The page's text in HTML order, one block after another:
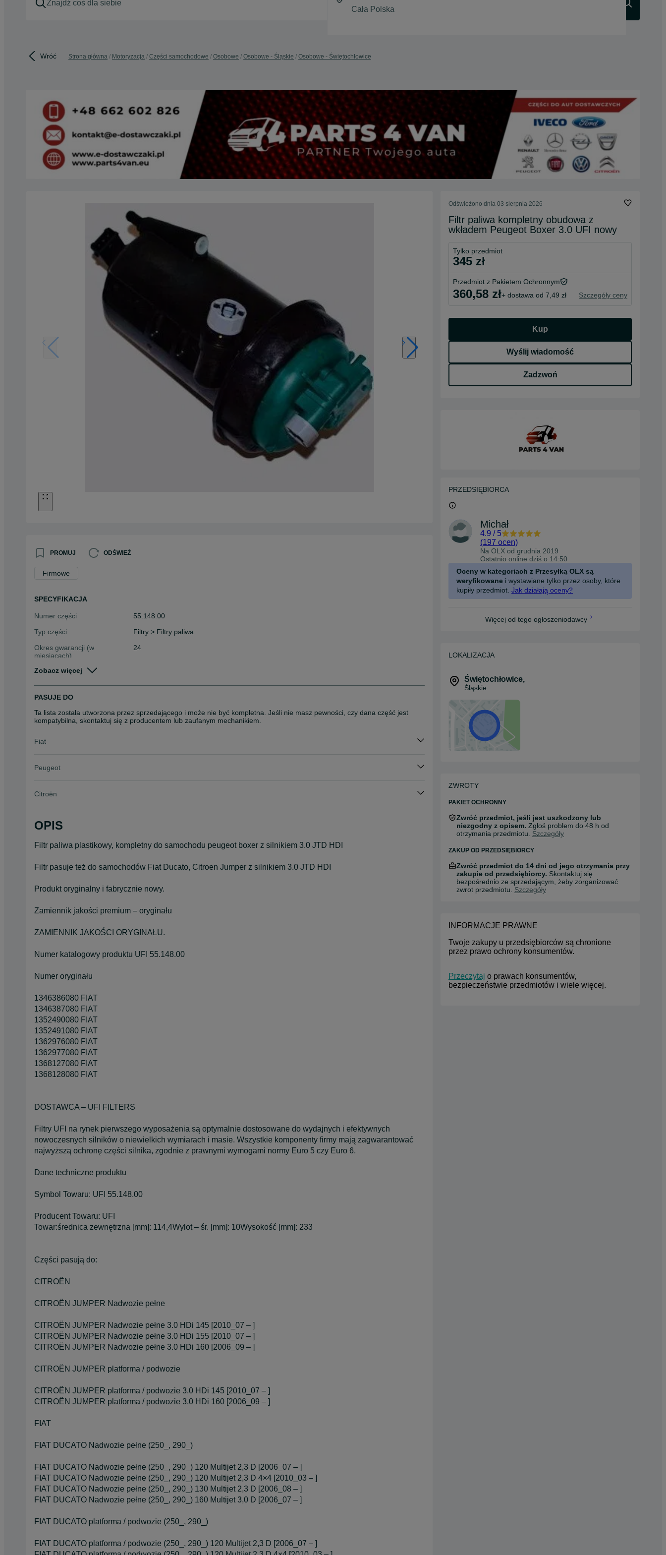
Wróć Strona główna Motoryzacja Części samochodowe Osobowe Osobowe - Śląskie Osobowe - Świętochłowice
PROMUJ ODŚWIEŻ
Firmowe
SPECYFIKACJA
Numer części
55.148.00
Typ części
Filtry > Filtry paliwa
Okres gwarancji (w
miesiącach)
24
Stan
Rodzaj
Filtry
Zobacz więcej
PASUJE DO
Ta lista została utworzona przez sprzedającego i może nie być kompletna. Jeśli nie masz pewności, czy dana część jest
kompatybilna, skontaktuj się z producentem lub zaufanym mechanikiem.
Fiat
Peugeot
Citroën
OPIS
Filtr paliwa plastikowy, kompletny do samochodu peugeot boxer z silnikiem 3.0 JTD HDI
Filtr pasuje też do samochodów Fiat Ducato, Citroen Jumper z silnikiem 3.0 JTD HDI
Produkt oryginalny i fabrycznie nowy.
Zamiennik jakości premium – oryginału
ZAMIENNIK JAKOŚCI ORYGINAŁU.
Numer katalogowy produktu UFI 55.148.00
Numer oryginału
1346386080 FIAT
1346387080 FIAT
1352490080 FIAT
1352491080 FIAT
1362976080 FIAT
1362977080 FIAT
1368127080 FIAT
1368128080 FIAT
DOSTAWCA – UFI FILTERS
Filtry UFI na rynek pierwszego wyposażenia są optymalnie dostosowane do wydajnych i efektywnych
nowoczesnych silników o niewielkich wymiarach i masie. Wszystkie komponenty firmy mają zagwarantować
najwyższą ochronę części silnika, zgodnie z prawnymi wymogami normy Euro 5 czy Euro 6.
Dane techniczne produktu
Symbol Towaru: UFI 55.148.00
Producent Towaru: UFI
Towar:średnica zewnętrzna [mm]: 114,4Wylot – śr. [mm]: 10Wysokość [mm]: 233
Części pasują do:
CITROËN
CITROËN JUMPER Nadwozie pełne
CITROËN JUMPER Nadwozie pełne 3.0 HDi 145 [2010_07 – ]
CITROËN JUMPER Nadwozie pełne 3.0 HDi 155 [2010_07 – ]
CITROËN JUMPER Nadwozie pełne 3.0 HDi 160 [2006_09 – ]
CITROËN JUMPER platforma / podwozie
CITROËN JUMPER platforma / podwozie 3.0 HDi 145 [2010_07 – ]
CITROËN JUMPER platforma / podwozie 3.0 HDi 160 [2006_09 – ]
FIAT
FIAT DUCATO Nadwozie pełne (250_, 290_)
FIAT DUCATO Nadwozie pełne (250_, 290_) 120 Multijet 2,3 D [2006_07 – ]
FIAT DUCATO Nadwozie pełne (250_, 290_) 120 Multijet 2,3 D 4×4 [2010_03 – ]
FIAT DUCATO Nadwozie pełne (250_, 290_) 130 Multijet 2,3 D [2006_08 – ]
FIAT DUCATO Nadwozie pełne (250_, 290_) 160 Multijet 3,0 D [2006_07 – ]
FIAT DUCATO platforma / podwozie (250_, 290_)
FIAT DUCATO platforma / podwozie (250_, 290_) 120 Multijet 2,3 D [2006_07 – ]
Odświeżono dnia 03 sierpnia 2026
Filtr paliwa kompletny obudowa z
wkładem Peugeot Boxer 3.0 UFI nowy
Tylko przedmiot
345 zł
Przedmiot z Pakietem Ochronnym
360,58 zł+ dostawa od 7,49 zł Szczegóły ceny
Kup
Wyślij wiadomość
Zadzwoń
PRZEDSIĘBIORCA
Michał
4.9 / 5
(197 ocen)
Na OLX od grudnia 2019
Ostatnio online dziś o 14:50
Oceny w kategoriach z Przesyłką OLX są
weryfikowane i wystawiane tylko przez osoby, które
kupiły przedmiot. Jak działają oceny?
Więcej od tego ogłoszeniodawcy
LOKALIZACJA
Świętochłowice,
Śląskie
ZWROTY
PAKIET OCHRONNY
Zwróć przedmiot, jeśli jest uszkodzony lub
niezgodny z opisem. Zgłoś problem do 48 h od
otrzymania przedmiotu. Szczegóły
ZAKUP OD PRZEDSIĘBIORCY
Zwróć przedmiot do 14 dni od jego otrzymania przy
zakupie od przedsiębiorcy. Skontaktuj się
bezpośrednio ze sprzedającym, żeby zorganizować
zwrot przedmiotu. Szczegóły
INFORMACJE PRAWNE
Twoje zakupy u przedsiębiorców są chronione
przez prawo ochrony konsumentów.
Przeczytaj o prawach konsumentów,
bezpieczeństwie przedmiotów i wiele więcej.